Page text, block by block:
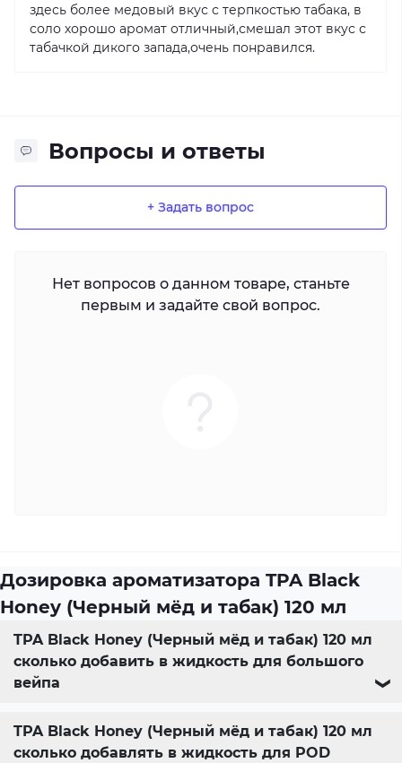
здесь более медовый вкус с терпкостью табака, в
соло хорошо аромат отличный,смешал этот вкус с
табачкой дикого запада,очень понравился.
Вопросы и ответы
+ Задать вопрос
Нет вопросов о данном товаре, станьте
первым и задайте свой вопрос.
Дозировка ароматизатора TPA Black
Honey (Черный мёд и табак) 120 мл
TPA Black Honey (Черный мёд и табак) 120 мл
сколько добавить в жидкость для большого
вейпа
❯
TPA Black Honey (Черный мёд и табак) 120 мл
сколько добавлять в жидкость для POD